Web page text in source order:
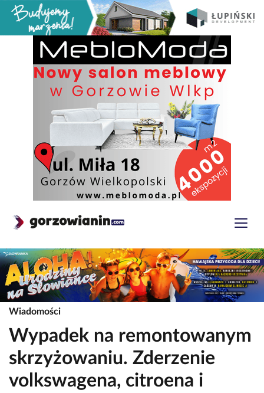
Wiadomości
Wypadek na remontowanym
skrzyżowaniu. Zderzenie
volkswagena, citroena i